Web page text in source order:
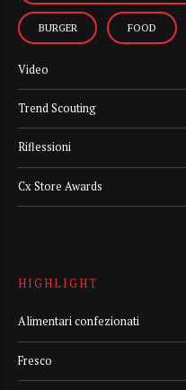
BURGER FOOD
Video
Trend Scouting
Riflessioni
Cx Store Awards
HIGHLIGHT
Alimentari confezionati
Fresco